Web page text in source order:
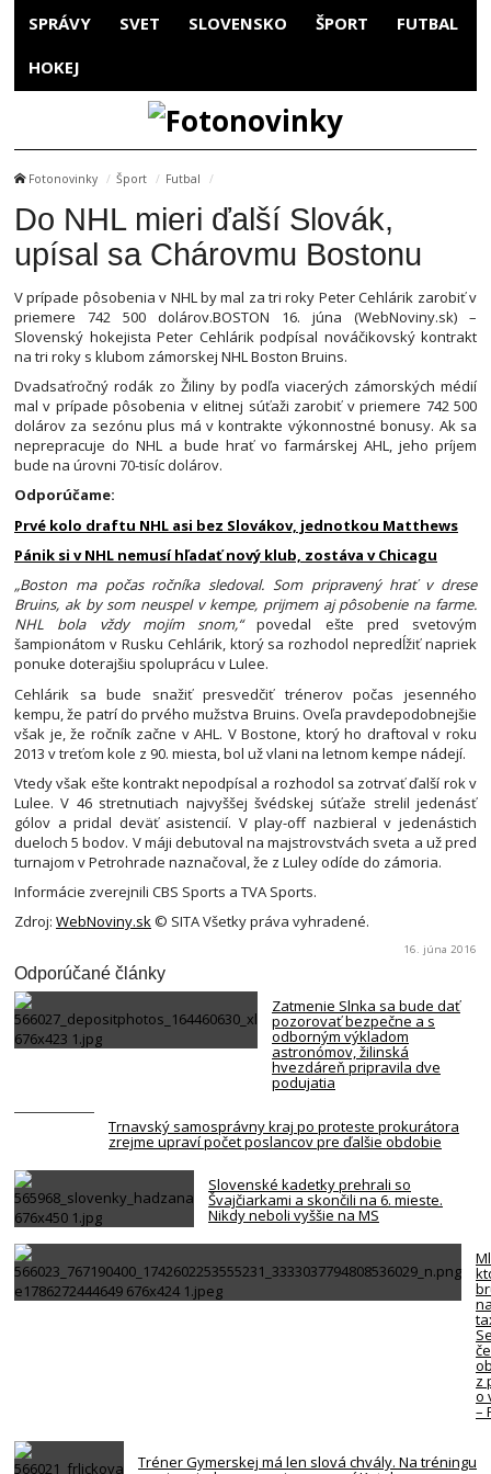
SPRÁVY SVET SLOVENSKO ŠPORT FUTBAL
HOKEJ
Fotonovinky Šport Futbal
Do NHL mieri ďalší Slovák,
upísal sa Chárovmu Bostonu
V prípade pôsobenia v NHL by mal za tri roky Peter Cehlárik zarobiť v
priemere 742 500 dolárov.BOSTON 16. júna (WebNoviny.sk) –
Slovenský hokejista Peter Cehlárik podpísal nováčikovský kontrakt
na tri roky s klubom zámorskej NHL Boston Bruins.
Dvadsaťročný rodák zo Žiliny by podľa viacerých zámorských médií
mal v prípade pôsobenia v elitnej súťaži zarobiť v priemere 742 500
dolárov za sezónu plus má v kontrakte výkonnostné bonusy. Ak sa
neprepracuje do NHL a bude hrať vo farmárskej AHL, jeho príjem
bude na úrovni 70-tisíc dolárov.
Odporúčame:
Prvé kolo draftu NHL asi bez Slovákov, jednotkou Matthews
Pánik si v NHL nemusí hľadať nový klub, zostáva v Chicagu
„Boston ma počas ročníka sledoval. Som pripravený hrať v drese
Bruins, ak by som neuspel v kempe, prijmem aj pôsobenie na farme.
NHL bola vždy mojím snom,“povedal ešte pred svetovým
šampionátom v Rusku Cehlárik, ktorý sa rozhodol nepredĺžiť napriek
ponuke doterajšiu spoluprácu v Lulee.
Cehlárik sa bude snažiť presvedčiť trénerov počas jesenného
kempu, že patrí do prvého mužstva Bruins. Oveľa pravdepodobnejšie
však je, že ročník začne v AHL. V Bostone, ktorý ho draftoval v roku
2013 v treťom kole z 90. miesta, bol už vlani na letnom kempe nádejí.
Vtedy však ešte kontrakt nepodpísal a rozhodol sa zotrvať ďalší rok v
Lulee. V 46 stretnutiach najvyššej švédskej súťaže strelil jedenásť
gólov a pridal deväť asistencií. V play-off nazbieral v jedenástich
dueloch 5 bodov. V máji debutoval na majstrovstvách sveta a už pred
turnajom v Petrohrade naznačoval, že z Luley odíde do zámoria.
Informácie zverejnili CBS Sports a TVA Sports.
Zdroj: WebNoviny.sk © SITA Všetky práva vyhradené.
16. júna 2016
Odporúčané články
Zatmenie Slnka sa bude dať
pozorovať bezpečne a s
odborným výkladom
astronómov, žilinská
hvezdáreň pripravila dve
podujatia
Trnavský samosprávny kraj po proteste prokurátora
zrejme upraví počet poslancov pre ďalšie obdobie
Slovenské kadetky prehrali so
Švajčiarkami a skončili na 6. mieste.
Nikdy neboli vyššie na MS
z
o
–
Tréner Gymerskej má len slová chvály. Na tréningu